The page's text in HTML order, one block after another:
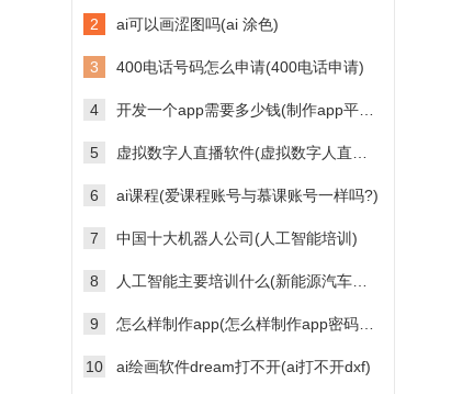
2 ai可以画涩图吗(ai 涂色)
3 400电话号码怎么申请(400电话申请)
4
5
6 ai课程(爱课程账号与慕课账号一样吗?)
7 中国十大机器人公司(人工智能培训)
8
9
10 ai绘画软件dream打不开(ai打不开dxf)